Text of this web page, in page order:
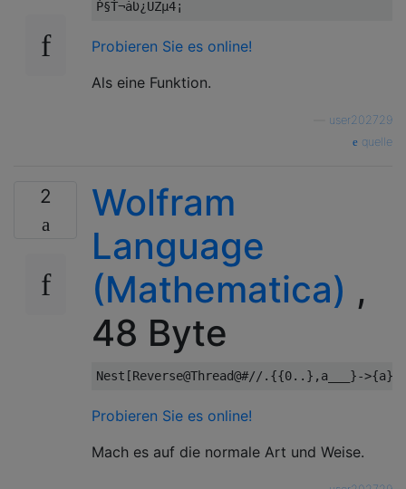
Probieren Sie es online!
Als eine Funktion.
user202729
quelle
2
Wolfram
Language
(Mathematica) ,
48 Byte
Probieren Sie es online!
Mach es auf die normale Art und Weise.